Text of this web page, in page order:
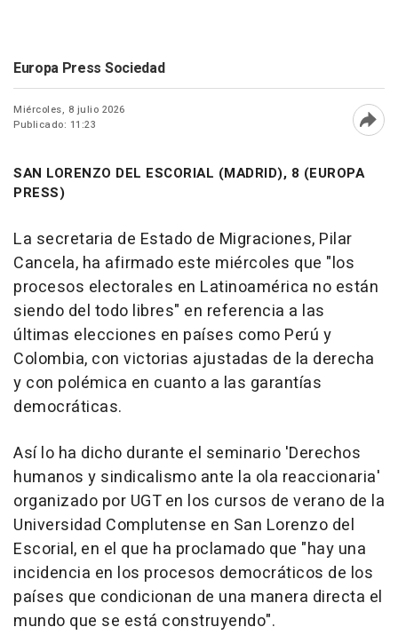
Europa Press Sociedad
Miércoles, 8 julio 2026
Publicado: 11:23
SAN LORENZO DEL ESCORIAL (MADRID), 8 (EUROPA
PRESS)
La secretaria de Estado de Migraciones, Pilar
Cancela, ha afirmado este miércoles que "los
procesos electorales en Latinoamérica no están
siendo del todo libres" en referencia a las
últimas elecciones en países como Perú y
Colombia, con victorias ajustadas de la derecha
y con polémica en cuanto a las garantías
democráticas.
Así lo ha dicho durante el seminario 'Derechos
humanos y sindicalismo ante la ola reaccionaria'
organizado por UGT en los cursos de verano de la
Universidad Complutense en San Lorenzo del
Escorial, en el que ha proclamado que "hay una
incidencia en los procesos democráticos de los
países que condicionan de una manera directa el
mundo que se está construyendo".